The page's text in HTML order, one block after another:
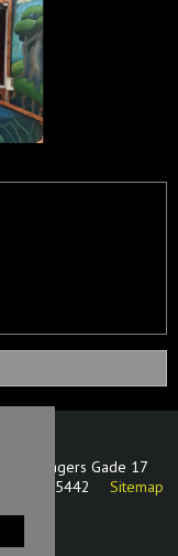
Oluf Bagers Gade 17
17875442
Sitemap